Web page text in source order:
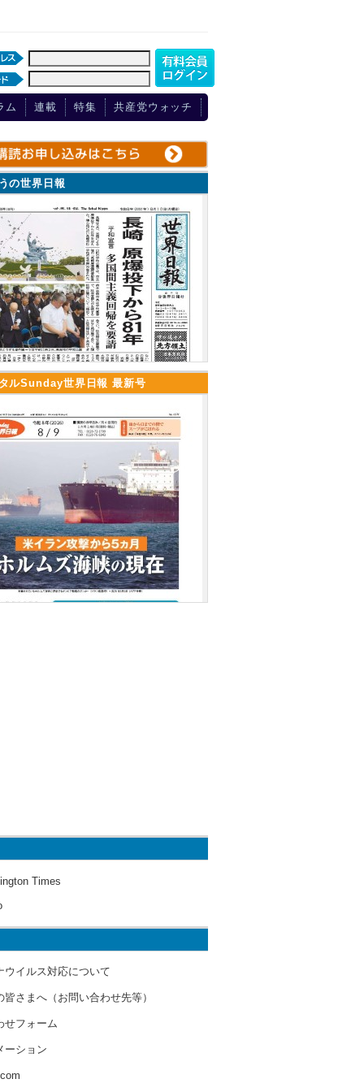
ム 連載 特集 共産党ウォッチ
の世界日報
ルSunday世界日報 最新号
Times
ウイルス対応について
皆さまへ（お問い合わせ先等）
せフォーム
ーション